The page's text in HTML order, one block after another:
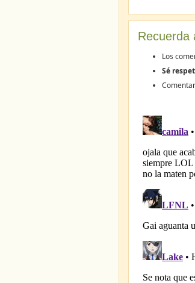
Recuerda
Los
Sé